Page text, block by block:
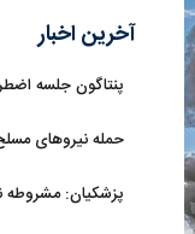
آخرین اخبار
پنتاگون جلسه
حمله نیروهای
پزشکیان: مشروطه